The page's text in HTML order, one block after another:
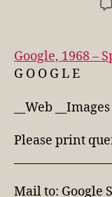
Google, 1968 –
G O O G L E
__Web
Please print
Mail to: Google